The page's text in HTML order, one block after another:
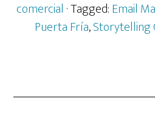
comercial · Tagged:Email
Puerta Fría,Storytelling